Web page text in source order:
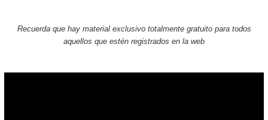
Recuerda que hay material exclusivo totalmente gratuito para todos
aquellos que estén registrados en la web